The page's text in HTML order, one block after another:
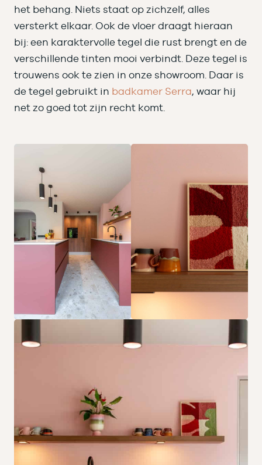
het behang. Niets staat op zichzelf, alles
versterkt elkaar. Ook de vloer draagt hieraan
bij: een karaktervolle tegel die rust brengt en de
verschillende tinten mooi verbindt. Deze tegel is
trouwens ook te zien in onze showroom. Daar is
de tegel gebruikt in badkamer Serra, waar hij
net zo goed tot zijn recht komt.